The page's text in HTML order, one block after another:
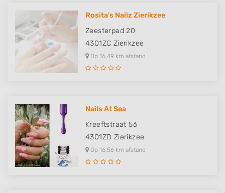
Rosita's Nailz Zierikzee
Zeesterpad 20
4301ZC Zierikzee
Op 16,49 km afstand
Nails At Sea
Kreeftstraat 56
4301ZD Zierikzee
Op 16,56 km afstand